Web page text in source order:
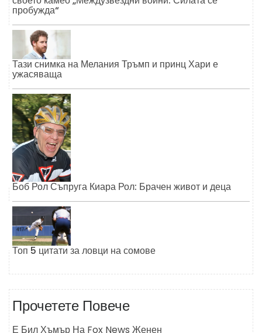
пробужда“
Тази снимка на Мелания Тръмп и принц Хари е
ужасяваща
Боб Рол Съпруга Киара Рол: Брачен живот и деца
Топ 5 цитати за ловци на сомове
Прочетете Повече
Е Бил Хъмър На Fox News Женен